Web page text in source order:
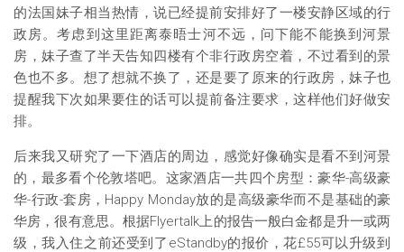
的法国妹子相当热情，说已经提前安排好了一楼安静区域的行
政房。考虑到这里距离泰晤士河不远，问下能不能换到河景
房，妹子查了半天告知四楼有个非行政房空着，不过看到的景
色也不多。想了想就不换了，还是要了原来的行政房，妹子也
提醒我下次如果要住的话可以提前备注要求，这样他们好做安
排。
后来我又研究了一下酒店的周边，感觉好像确实是看不到河景
的，最多看个伦敦塔吧。这家酒店一共四个房型：豪华-高级豪
华-行政-套房，Happy Monday放的是高级豪华而不是基础的豪
华房，很有意思。根据Flyertalk上的报告一般白金都是升一或两
级，我入住之前还受到了eStandby的报价，花£55可以升级到